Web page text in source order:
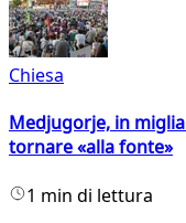
Chiesa
Medjugorje, in
tornare «alla fonte»
1 min di lettura